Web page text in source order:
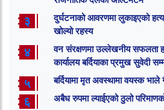
३
दुर्घटनाको आवरणमा लुकाइएको
खोल्यो रहस्य
४
वन संरक्षणमा उल्लेखनीय सफलता
कार्यालय बर्दियाका प्रमुख सुवेदी
५ बर्दियामा मृत अवस्थामा वयस्क
६ अबैध रुपमा ल्याईएको ठुलो